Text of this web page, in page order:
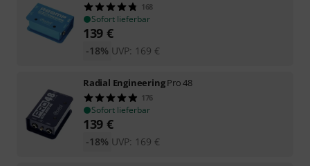
168
Sofort lieferbar
139 €
UVP: 169 €
-18%
Radial EngineeringPro 48
176
Sofort lieferbar
139 €
UVP: 169 €
-18%